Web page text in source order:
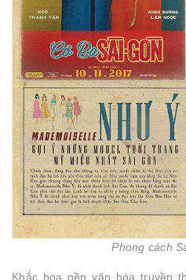
Phong cách
Khắc họa nền văn hóa truyền